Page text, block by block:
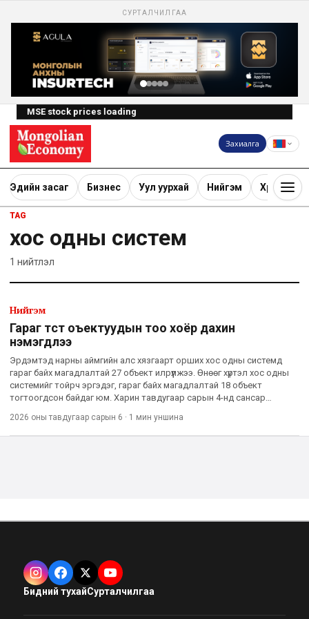
СУРТАЛЧИЛГАА
MSE stock prices loading
Захиалга
Эдийн засаг Бизнес Уул уурхай Нийгэм Хөрөнгө
TAG
хос одны систем
1 нийтлэл
Нийгэм
Гараг төст оъектуудын тоо хоёр дахин
нэмэгдлээ
Эрдэмтэд нарны аймгийн алс хязгаарт орших хос одны системд
гараг байх магадлалтай 27 объект илрүүлжээ. Өнөөг хүртэл хос одны
системийг тойрч эргэдэг, гараг байх магадлалтай 18 объект
тогтоогдсон байдаг юм. Харин тавдугаар сарын 4-нд сансар
2026 оны тавдугаар сарын 6 · 1 мин уншина
Бидний тухайСурталчилгаа